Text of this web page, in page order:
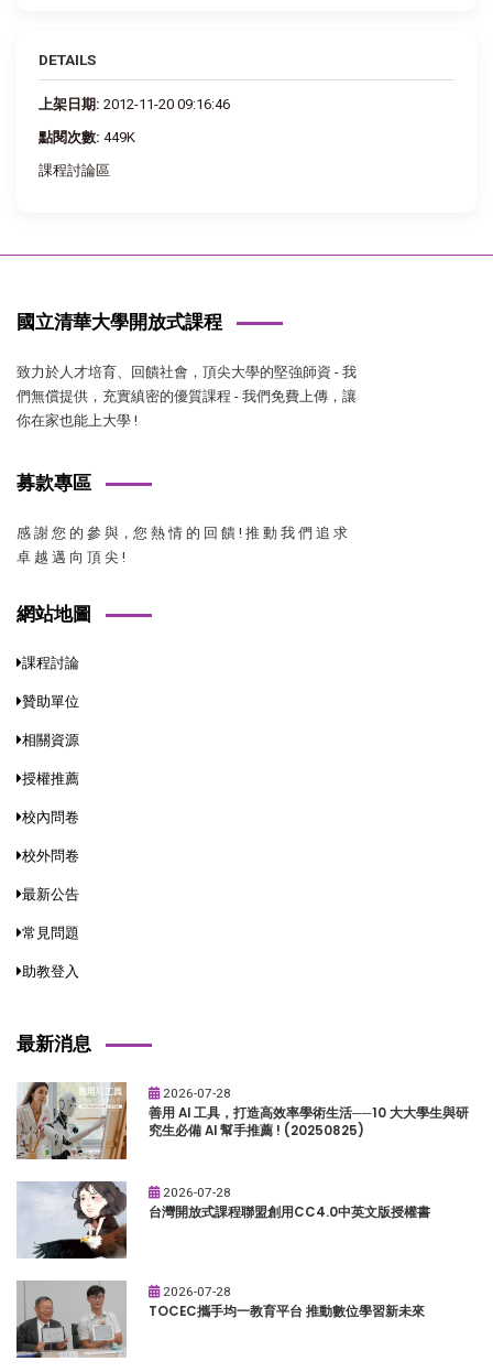
DETAILS
上架日期: 2012-11-20 09:16:46
點閱次數: 449K
課程討論區
國立清華大學開放式課程
致力於人才培育、回饋社會，頂尖大學的堅強師資 - 我
們無償提供，充實縝密的優質課程 - 我們免費上傳，讓
你在家也能上大學 !
募款專區
感 謝 您 的 參 與，您 熱 情 的 回 饋 ! 推 動 我 們 追 求
卓 越 邁 向 頂 尖 !
網站地圖
課程討論
贊助單位
相關資源
授權推薦
校內問卷
校外問卷
最新公告
常見問題
助教登入
最新消息
2026-07-28
善用 AI 工具，打造高效率學術生活──10 大大學生與研
究生必備 AI 幫手推薦 ! (20250825)
2026-07-28
台灣開放式課程聯盟創用CC4.0中英文版授權書
2026-07-28
TOCEC攜手均一教育平台 推動數位學習新未來